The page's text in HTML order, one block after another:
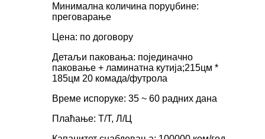
Минимална количина поруџбине:
преговарање
Цена: по договору
Детаљи паковања: појединачно
паковање + ламинатна кутија;215цм *
185цм 20 комада/футрола
Време испоруке: 35 ~ 60 радних дана
Плаћање: Т/Т, Л/Ц